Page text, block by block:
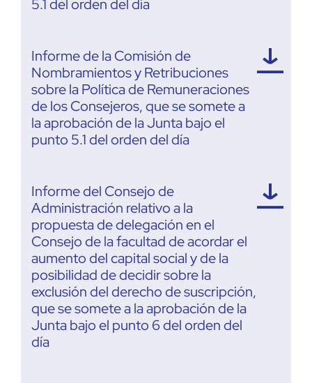
5.1 del orden del día
Informe de la Comisión de
Nombramientos y Retribuciones
sobre la Política de Remuneraciones
de los Consejeros, que se somete a
la aprobación de la Junta bajo el
punto 5.1 del orden del día
Informe del Consejo de
Administración relativo a la
propuesta de delegación en el
Consejo de la facultad de acordar el
aumento del capital social y de la
posibilidad de decidir sobre la
exclusión del derecho de suscripción,
que se somete a la aprobación de la
Junta bajo el punto 6 del orden del
día